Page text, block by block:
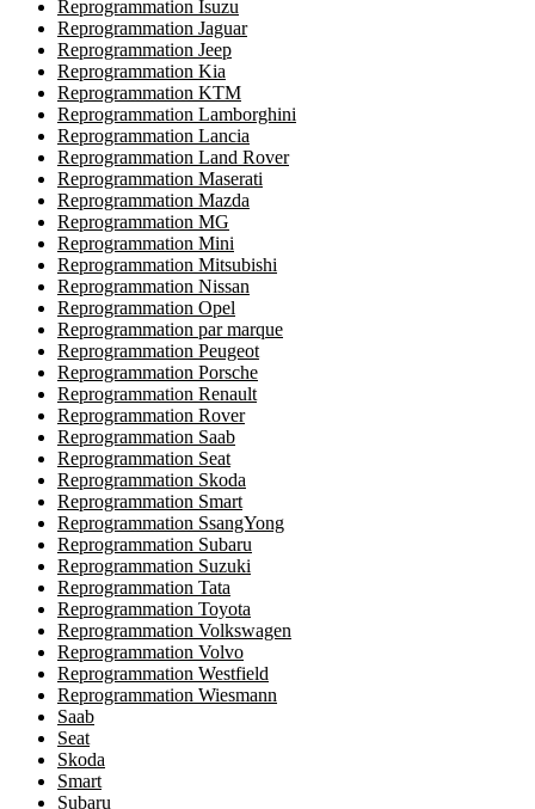
Reprogrammation Isuzu
Reprogrammation Jaguar
Reprogrammation Jeep
Reprogrammation Kia
Reprogrammation KTM
Reprogrammation Lamborghini
Reprogrammation Lancia
Reprogrammation Land Rover
Reprogrammation Maserati
Reprogrammation Mazda
Reprogrammation MG
Reprogrammation Mini
Reprogrammation Mitsubishi
Reprogrammation Nissan
Reprogrammation Opel
Reprogrammation par marque
Reprogrammation Peugeot
Reprogrammation Porsche
Reprogrammation Renault
Reprogrammation Rover
Reprogrammation Saab
Reprogrammation Seat
Reprogrammation Skoda
Reprogrammation Smart
Reprogrammation SsangYong
Reprogrammation Subaru
Reprogrammation Suzuki
Reprogrammation Tata
Reprogrammation Toyota
Reprogrammation Volkswagen
Reprogrammation Volvo
Reprogrammation Westfield
Reprogrammation Wiesmann
Saab
Seat
Skoda
Smart
Subaru